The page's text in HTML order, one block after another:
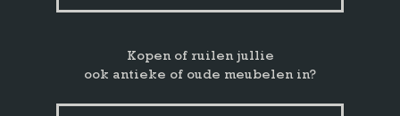
Kopen of ruilen jullie
ook antieke of oude meubelen in?